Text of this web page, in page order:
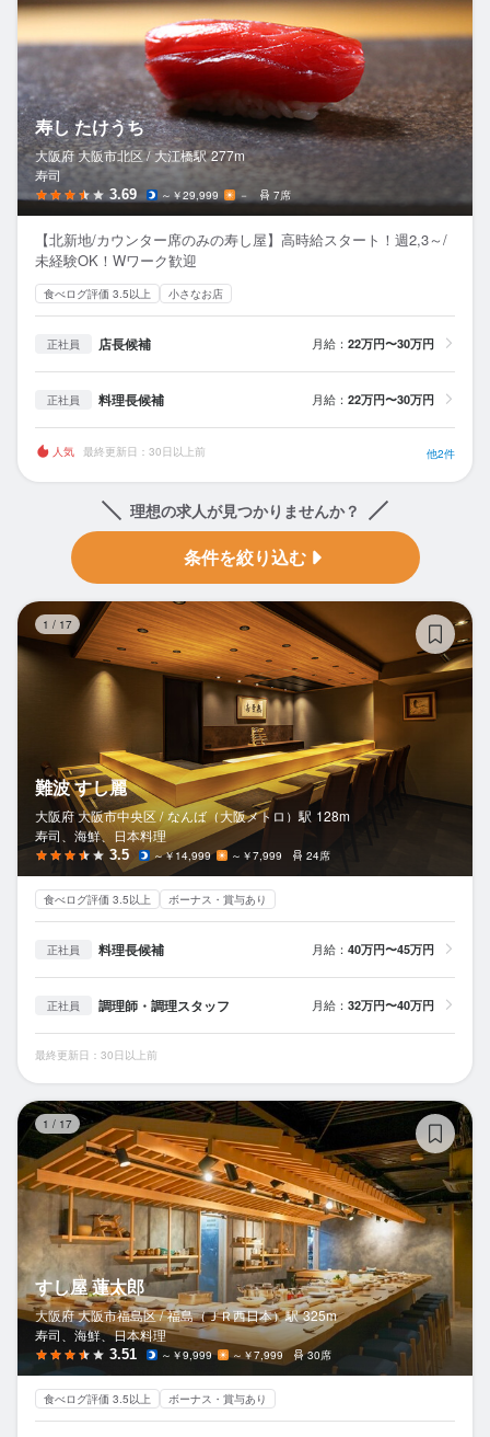
寿し たけうち
大阪府 大阪市北区 / 大江橋駅 277m
寿司
3.69 ～￥29,999 － 7席
【北新地/カウンター席のみの寿し屋】高時給スタート！週2,3～/
未経験OK！Wワーク歓迎
食べログ評価 3.5以上 小さなお店
正社員 店長候補 月給： 22万円〜30万円
正社員 料理長候補 月給： 22万円〜30万円
人気 最終更新日：30日以上前 他2件
理想の求人が見つかりませんか？
条件を絞り込む
1 / 17
難波 すし麗
大阪府 大阪市中央区 / なんば（大阪メトロ） 駅 128m
寿司、海鮮、日本料理
3.5 ～￥14,999 ～￥7,999 24席
食べログ評価 3.5以上 ボーナス・賞与あり
正社員 料理長候補 月給： 40万円〜45万円
正社員 調理師・調理スタッフ 月給： 32万円〜40万円
最終更新日：30日以上前
1 / 17
すし屋 蓮太郎
大阪府 大阪市福島区 / 福島（ＪＲ西日本）駅 325m
寿司、海鮮、日本料理
3.51 ～￥9,999 ～￥7,999 30席
食べログ評価 3.5以上 ボーナス・賞与あり